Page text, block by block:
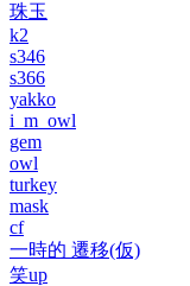
珠玉
k2
s346
s366
yakko
i_m_owl
gem
owl
turkey
mask
cf
一時的 遷移(仮)
笑up